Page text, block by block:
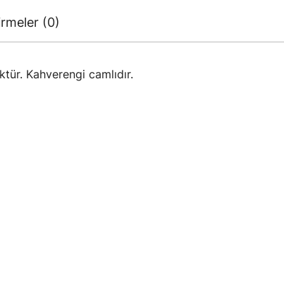
(0)
Kahverengi camlıdır.